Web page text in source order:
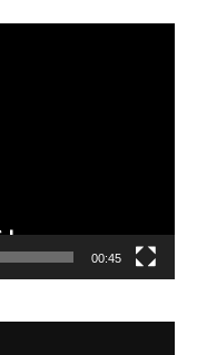
00:45